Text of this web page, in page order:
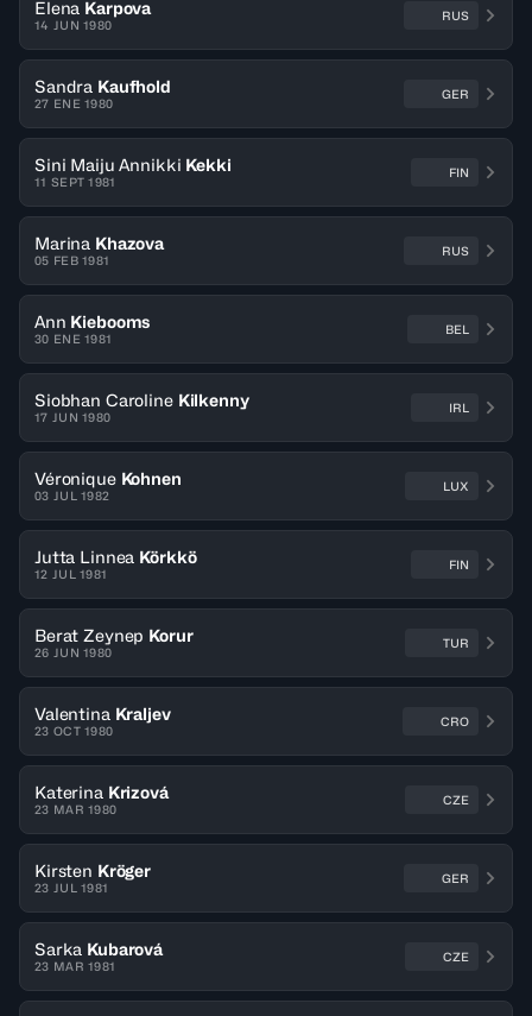
Elena Karpova
14 JUN 1980
RUS
Sandra Kaufhold
27 ENE 1980
GER
Sini Maiju Annikki Kekki
11 SEPT 1981
FIN
Marina Khazova
05 FEB 1981
RUS
Ann Kiebooms
30 ENE 1981
BEL
Siobhan Caroline Kilkenny
17 JUN 1980
IRL
Véronique Kohnen
03 JUL 1982
LUX
Jutta Linnea Körkkö
12 JUL 1981
FIN
Berat Zeynep Korur
26 JUN 1980
TUR
Valentina Kraljev
23 OCT 1980
CRO
Katerina Krizová
23 MAR 1980
CZE
Kirsten Kröger
23 JUL 1981
GER
Sarka Kubarová
23 MAR 1981
CZE